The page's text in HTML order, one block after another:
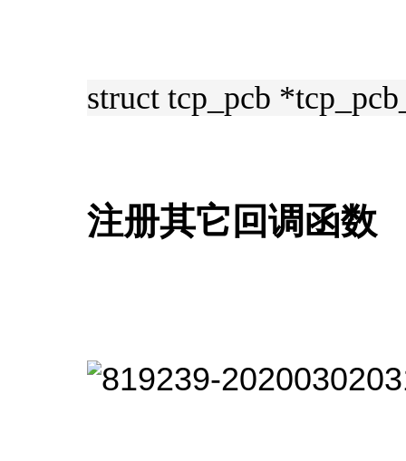
struct tcp_pcb
注册其它回调函数